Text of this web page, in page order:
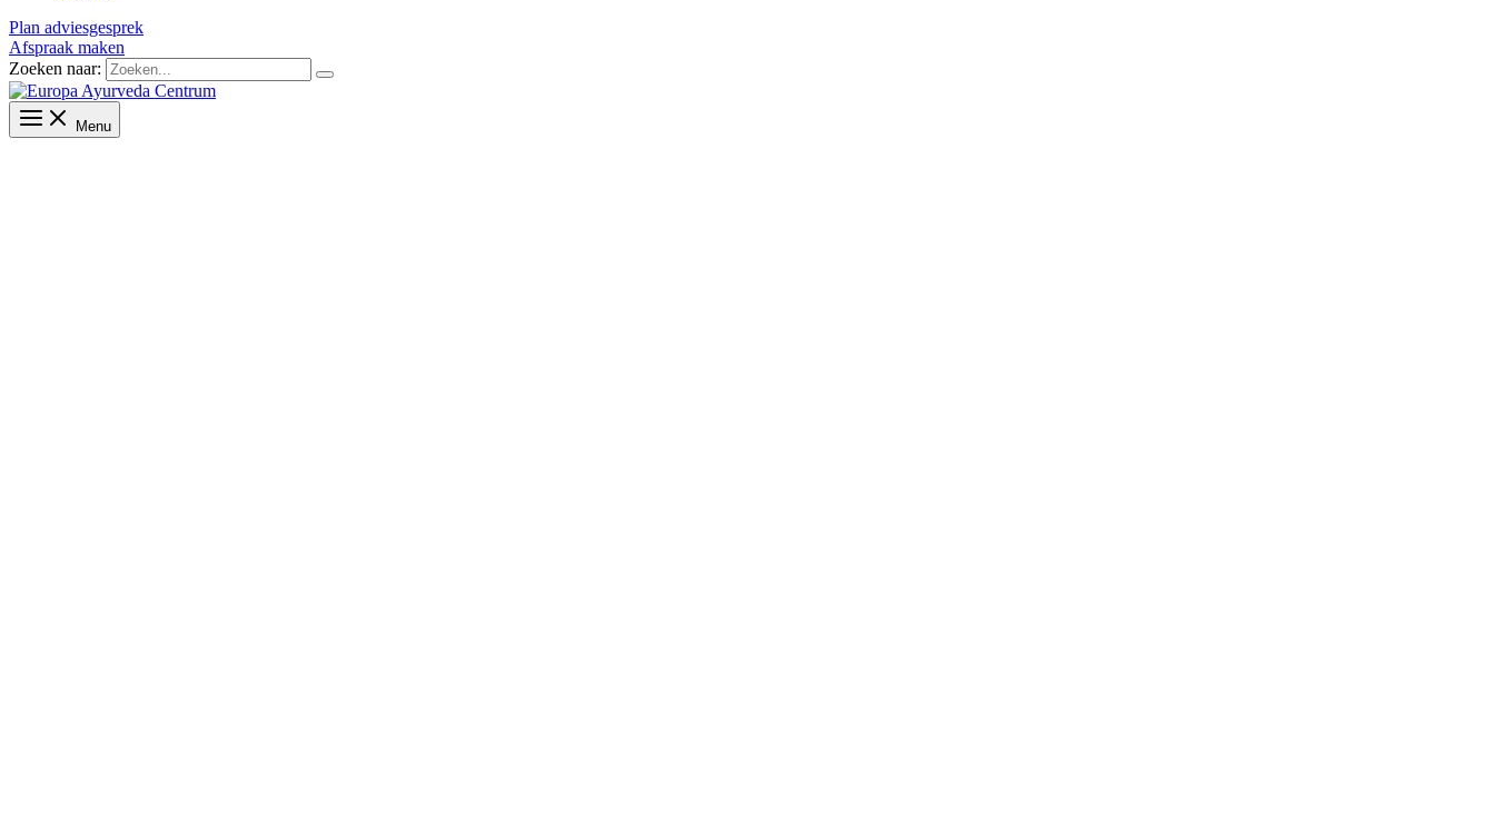
Plan adviesgesprek
Afspraak maken
Zoeken naar:
Menu